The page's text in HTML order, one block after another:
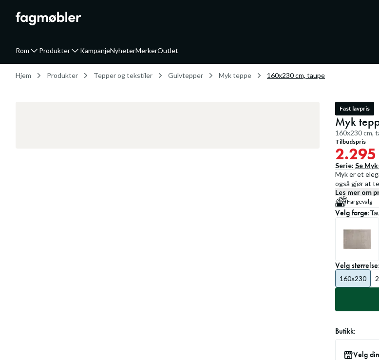
Rom Produkter KampanjeNyheterMerkerOutlet
Hjem Produkter Tepper og tekstiler Gulvtepper Myk teppe 160x230 cm, taupe
Fast lavpris
Myk
160x230 cm,
Tilbudspris
2.295
Serie: Se Myk
Myk er et
også gjør at
Les mer om
Fargevalg
Velgfarge:
Velgstørrelse:
160x230
Butikk:
Velg